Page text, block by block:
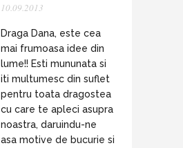
10.09.2013
Draga Dana, este cea
mai frumoasa idee din
lume!! Esti mununata si
iti multumesc din suflet
pentru toata dragostea
cu care te apleci asupra
noastra, daruindu-ne
asa motive de bucurie si